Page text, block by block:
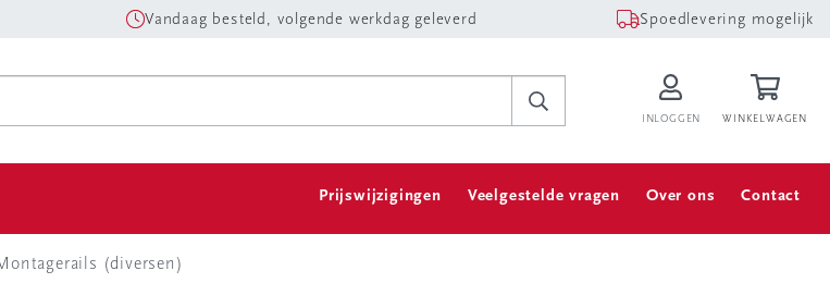
Vandaag besteld, volgende werkdag geleverd Spoedlevering mogelijk
INLOGGEN WINKELWAGEN
Prijswijzigingen Veelgestelde vragen Over ons Contact
(diversen)